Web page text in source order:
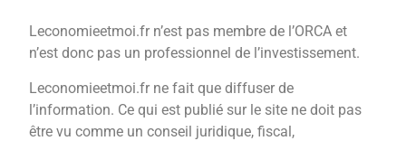
Leconomieetmoi.fr n’est pas membre de l’ORCA et
n’est donc pas un professionnel de l’investissement.
Leconomieetmoi.fr ne fait que diffuser de
l’information. Ce qui est publié sur le site ne doit pas
être vu comme un conseil juridique, fiscal,